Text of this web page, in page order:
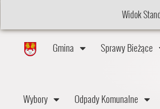
Widok
Gmina Sprawy Bieżące
Wybory Odpady Komunalne